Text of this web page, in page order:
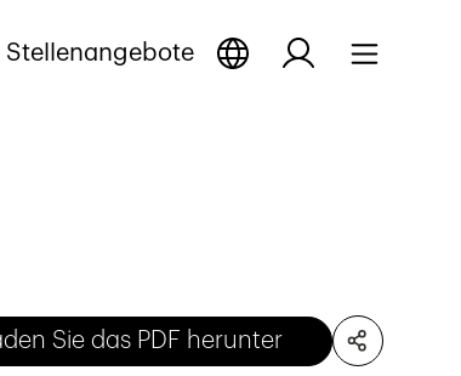
Stellenangebote
Sie das PDF herunter